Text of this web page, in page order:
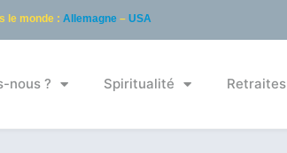
le monde : Allemagne– USA
nous ? Spiritualité Retraites